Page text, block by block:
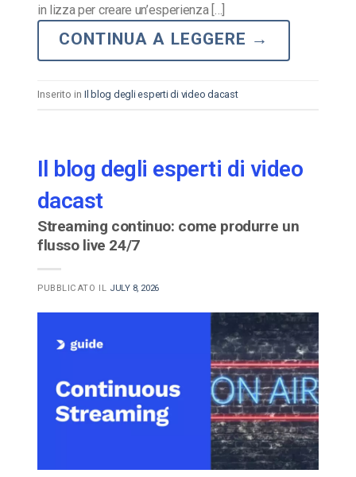
in lizza per creare un’esperienza […]
CONTINUA A LEGGERE →
Inserito in Il blog degli esperti di video dacast
Il blog degli esperti di video
dacast
Streaming continuo: come produrre un
flusso live 24/7
PUBBLICATO IL JULY 8, 2026